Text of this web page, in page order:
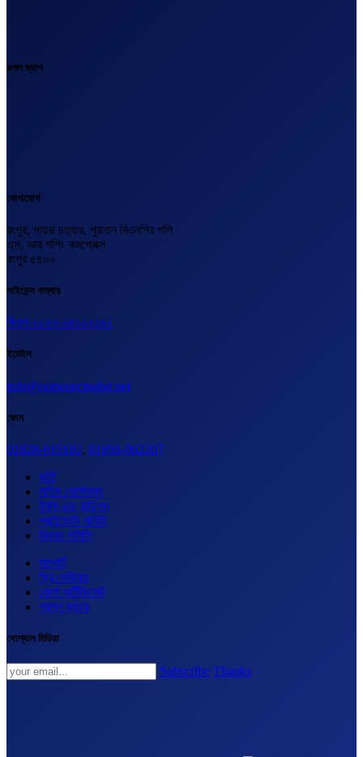
গুগল ম্যাপ
যোগাযোগ
রংপুর, পায়রা চত্তর, পুরাতন বিএনপির গলি
এস, আর শপিং কমপ্লেক্স
রংপুর ৫৪০০
লাইসেন্স নাম্বার
বিএল-২০২৩-২৪০০০১৬২
ইমেইল
info@outsourcingbd.net
ফোন
01828-015102, 01950-962207
ভর্তি
লাইভ কোর্সসমূহ
টার্মস এন্ড কন্ডিশন
প্রাইভেসি পলিসি
রিফান্ড পলিসি
সাপোর্ট
ফ্রি সেমিনার
কোর্স সার্টিফিকেট
প্রশ্ন ব্যাংক
সোশ্যাল মিডিয়া
Subscribe Thanks